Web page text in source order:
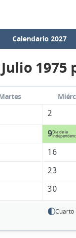
Calendario 2027
2
9Día de la
16
23
30